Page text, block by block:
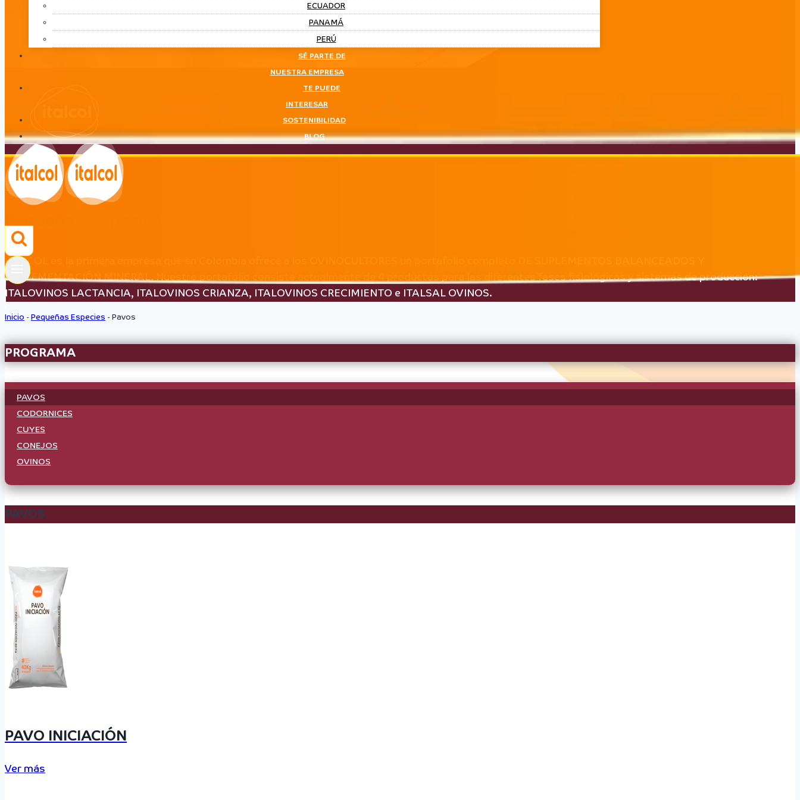
ECUADOR
PANAMÁ
PERÚ
SÉ PARTE DE
NUESTRA EMPRESA
TE PUEDE
INTERESAR
SOSTENIBILIDAD
BLOG
Pequeñas Especies
LÍNEA
Pequeñas Especies
ITALCOL es la primera empresa que en Colombia ofrece a los OVINOCULTORES un portafolio completo DE SUPLEMENTOS BALANCEADOS Y
SUPLEMENTACIÓN MINERAL. Nuestro portafolio consiste actualmente de 4 productos para las diferentes fases fisiológicas y sistemas de producción:
ITALOVINOS LACTANCIA, ITALOVINOS CRIANZA, ITALOVINOS CRECIMIENTO e ITALSAL OVINOS.
Inicio - Pequeñas Especies - Pavos
PROGRAMA
PAVOS
CODORNICES
CUYES
CONEJOS
OVINOS
PAVOS
PAVO INICIACIÓN
Ver más